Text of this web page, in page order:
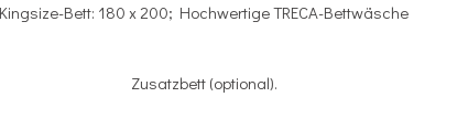
Kingsize-Bett: 180 x 200; Hochwertige TRECA-Bettwäsche
Zusatzbett (optional).